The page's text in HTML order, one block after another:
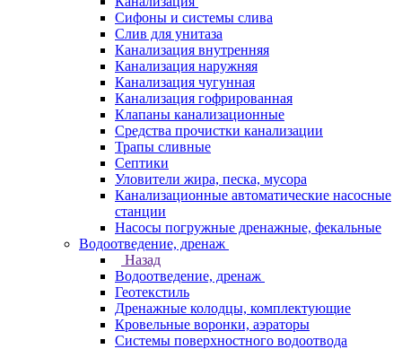
Сифоны и системы слива
Слив для унитаза
Канализация внутренняя
Канализация наружняя
Канализация чугунная
Канализация гофрированная
Клапаны канализационные
Средства прочистки канализации
Трапы сливные
Септики
Уловители жира, песка, мусора
Канализационные автоматические насосные
станции
Насосы погружные дренажные, фекальные
Водоотведение, дренаж
Назад
Водоотведение, дренаж
Геотекстиль
Дренажные колодцы, комплектующие
Кровельные воронки, аэраторы
Системы поверхностного водоотвода